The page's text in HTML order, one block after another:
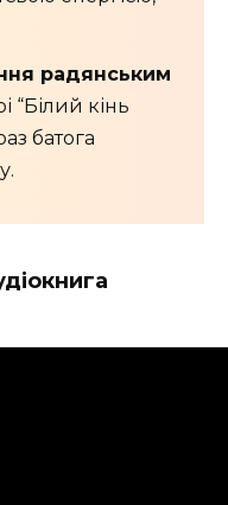
радянським
“Білий кінь
батога